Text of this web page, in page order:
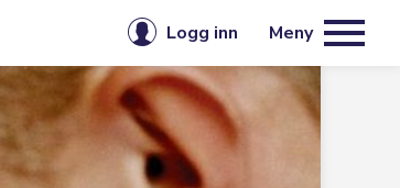
i Cupido Club
Logg inn
E-post eller brukernavn
Passord
Meny